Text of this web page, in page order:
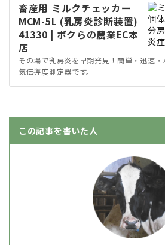
畜産用 ミルクチェッカー
MCM-5L (乳房炎診断装置)
41330 | ボクらの農業EC本
店
その場で乳房炎を早期発見！簡単・迅速
気伝導度測定器です。
この記事を書いた人